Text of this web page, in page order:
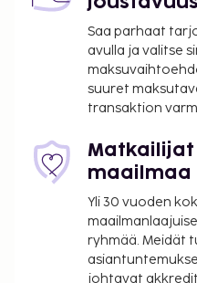
huonepalvelun
Saa parhaat
avulla ja valitse
suuret
transaktion
maailmaa
Yli 30 vuoden
ryhmää. Meidät
johtavat